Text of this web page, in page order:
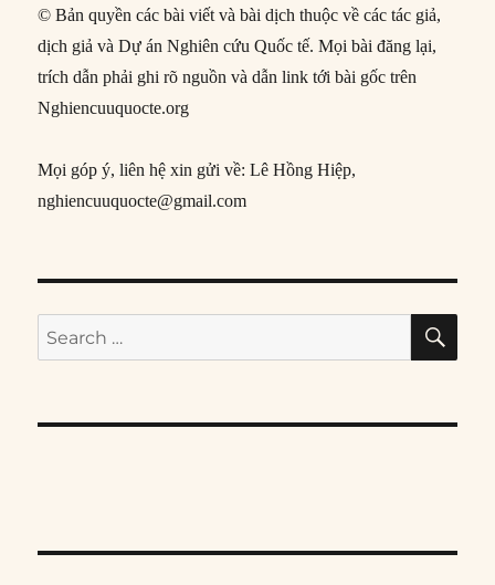
© Bản quyền các bài viết và bài dịch thuộc về các tác giả,
dịch giả và Dự án Nghiên cứu Quốc tế. Mọi bài đăng lại,
trích dẫn phải ghi rõ nguồn và dẫn link tới bài gốc trên
Nghiencuuquocte.org
Mọi góp ý, liên hệ xin gửi về: Lê Hồng Hiệp,
nghiencuuquocte@gmail.com
Search
for: